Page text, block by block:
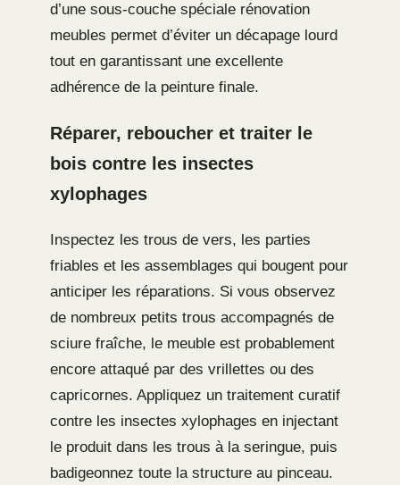
d’une sous-couche spéciale rénovation
meubles permet d’éviter un décapage lourd
tout en garantissant une excellente
adhérence de la peinture finale.
Réparer, reboucher et traiter le
bois contre les insectes
xylophages
Inspectez les trous de vers, les parties
friables et les assemblages qui bougent pour
anticiper les réparations. Si vous observez
de nombreux petits trous accompagnés de
sciure fraîche, le meuble est probablement
encore attaqué par des vrillettes ou des
capricornes. Appliquez un traitement curatif
contre les insectes xylophages en injectant
le produit dans les trous à la seringue, puis
badigeonnez toute la structure au pinceau.